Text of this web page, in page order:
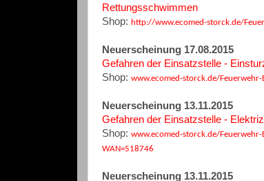
Rettungsschwimmen
Shop: http://www.ecomed-storck.de/
Neuerscheinung 17.08.2015
Gefahren der Einsatzstelle -
Shop: www.ecomed-storck.de/
Neuerscheinung 13.11.2015
Gefahren der Einsatzstelle -
Shop: www.ecomed-storck.de/
WAN=518746
Neuerscheinung 13.11.2015